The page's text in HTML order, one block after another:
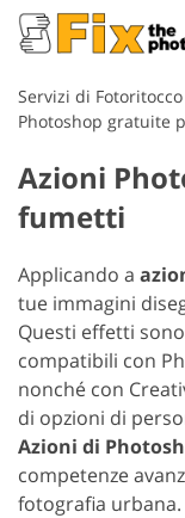
Servizi di Fotoritocco
Photoshop gratuite
Azioni
fumetti
Applicando a
tue immagini
Questi effetti
compatibili con
nonché con
di opzioni di
Azioni di
competenze
fotografia